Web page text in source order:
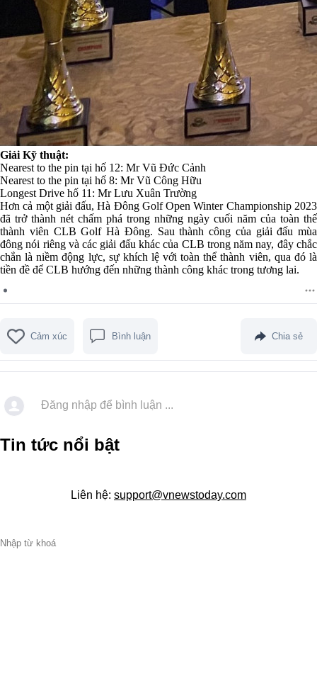
Giải Kỹ thuật:
Nearest to the pin tại hố 12: Mr Vũ Đức Cảnh
Nearest to the pin tại hố 8: Mr Vũ Công Hữu
Longest Drive hố 11: Mr Lưu Xuân Trường
Hơn cả một giải đấu, Hà Đông Golf Open Winter Championship 2023
đã trở thành nét chấm phá trong những ngày cuối năm của toàn thế
thành viên CLB Golf Hà Đông. Sau thành công của giải đấu mùa
đông nói riêng và các giải đấu khác của CLB trong năm nay, đây chắc
chắn là niềm động lực, sự khích lệ với toàn thể thành viên, qua đó là
tiền đề để CLB hướng đến những thành công khác trong tương lai.
Cảm xúc Bình luận Chia sẻ
Đăng nhập để bình luận ...
Tin tức nổi bật
Liên hệ: support@vnewstoday.com